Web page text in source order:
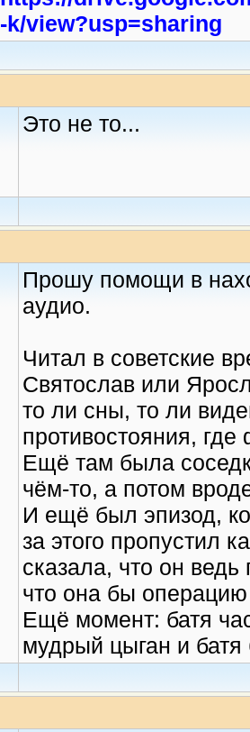
-k/view?usp=sharing
Это не то...
Прошу помощи в
аудио.
Читал в советские
Святослав или
то ли сны, то ли
противостояния,
Ещё там была
чём-то, а потом
И ещё был эпизод,
за этого пропустил
сказала, что он
что она бы
Ещё момент: батя
мудрый цыган и